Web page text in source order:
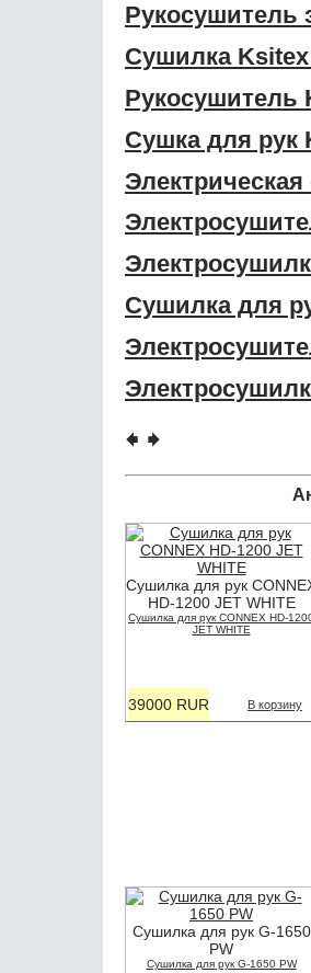
Рукосушитель
Сушилка Ksitex
Рукосушитель
Сушка для рук
Сушилка для
🠸 🠺
Сушилка для рук
HD-1200 JET WHITE
Сушилка для рук CONNEX HD-
JET WHITE
39000 RUR В корзину
Сушилка для рук G-1650
PW
Сушилка для рук G-1650 PW